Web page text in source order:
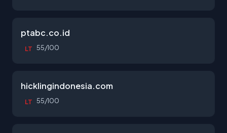
ptabc.co.id
LT 55/100
hicklingindonesia.com
LT 55/100